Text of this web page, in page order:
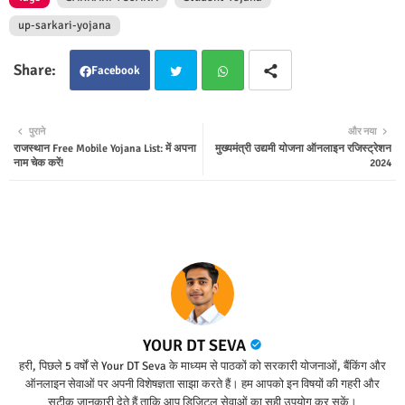
up-sarkari-yojana
Facebook
ter tsap
और नया
मुख्यमंत्री उद्यमी योजना ऑनलाइन रजिस्ट्रेशन
2024
पुराने
राजस्थान Free Mobile Yojana List: में अपना
नाम चेक करें!
YOUR DT SEVA
हरी, पिछले 5 वर्षों से Your DT Seva के माध्यम से पाठकों को सरकारी योजनाओं, बैंकिंग और
ऑनलाइन सेवाओं पर अपनी विशेषज्ञता साझा करते हैं। हम आपको इन विषयों की गहरी और